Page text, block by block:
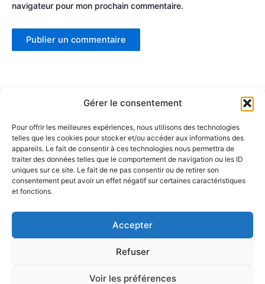
Gérer le consentement
Pour offrir les meilleures expériences, nous utilisons des technologies
telles que les cookies pour stocker et/ou accéder aux informations des
appareils. Le fait de consentir à ces technologies nous permettra de
traiter des données telles que le comportement de navigation ou les ID
uniques sur ce site. Le fait de ne pas consentir ou de retirer son
consentement peut avoir un effet négatif sur certaines caractéristiques
et fonctions.
Accepter
Refuser
Voir les préférences
navigateur pour mon prochain commentaire.
Partenaires :
LaMaisonDuDonut
LaBelleBiere
Copyright © 2026 La Renverse | Propulsé par